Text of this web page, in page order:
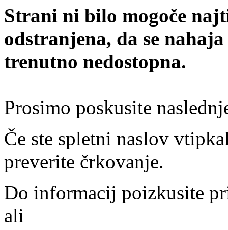
Strani ni bilo mogoče
odstranjena, da se
trenutno nedostopna.
Prosimo poskusite
Če ste spletni naslov
preverite črkovanje.
Do informacij poizkusite
ali